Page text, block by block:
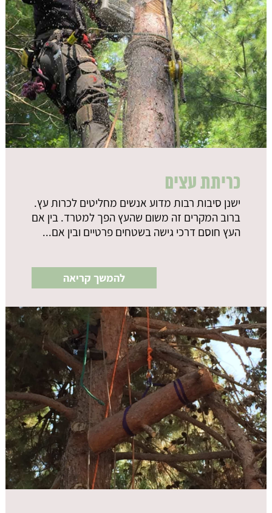
כריתת עצים
ישנן סיבות רבות מדוע אנשים מחליטים לכרות עץ.
ברוב המקרים זה משום שהעץ הפך למטרד. בין אם
העץ חוסם דרכי גישה בשטחים פרטיים ובין אם...
להמשך קריאה